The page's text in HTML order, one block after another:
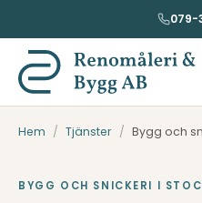
079-
Hem / Tjänster / Bygg och
BYGG OCH SNICKERI I